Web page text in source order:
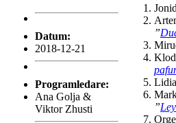
Datum:
2018-12-21
Programledare:
Ana Golja &
Viktor Zhusti
”
”